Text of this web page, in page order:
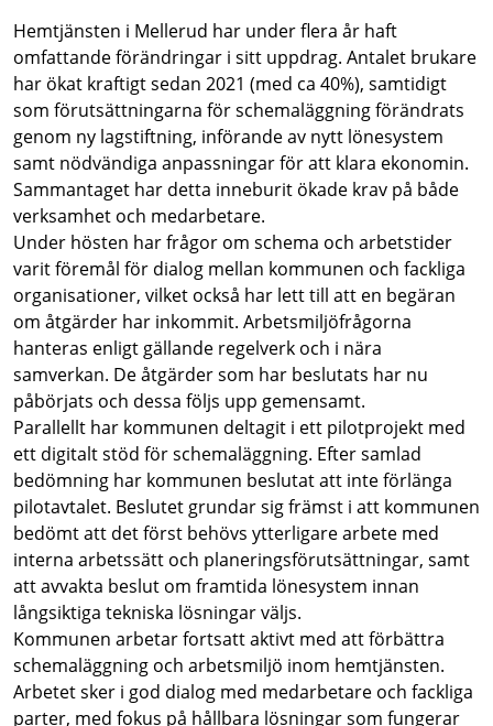
Hemtjänsten i Mellerud har under flera år haft
omfattande förändringar i sitt uppdrag. Antalet brukare
har ökat kraftigt sedan 2021 (med ca 40%), samtidigt
som förutsättningarna för schemaläggning förändrats
genom ny lagstiftning, införande av nytt lönesystem
samt nödvändiga anpassningar för att klara ekonomin.
Sammantaget har detta inneburit ökade krav på både
verksamhet och medarbetare.
Under hösten har frågor om schema och arbetstider
varit föremål för dialog mellan kommunen och fackliga
organisationer, vilket också har lett till att en begäran
om åtgärder har inkommit. Arbetsmiljöfrågorna
hanteras enligt gällande regelverk och i nära
samverkan. De åtgärder som har beslutats har nu
påbörjats och dessa följs upp gemensamt.
Parallellt har kommunen deltagit i ett pilotprojekt med
ett digitalt stöd för schemaläggning. Efter samlad
bedömning har kommunen beslutat att inte förlänga
pilotavtalet. Beslutet grundar sig främst i att kommunen
bedömt att det först behövs ytterligare arbete med
interna arbetssätt och planeringsförutsättningar, samt
att avvakta beslut om framtida lönesystem innan
långsiktiga tekniska lösningar väljs.
Kommunen arbetar fortsatt aktivt med att förbättra
schemaläggning och arbetsmiljö inom hemtjänsten.
Arbetet sker i god dialog med medarbetare och fackliga
parter, med fokus på hållbara lösningar som fungerar